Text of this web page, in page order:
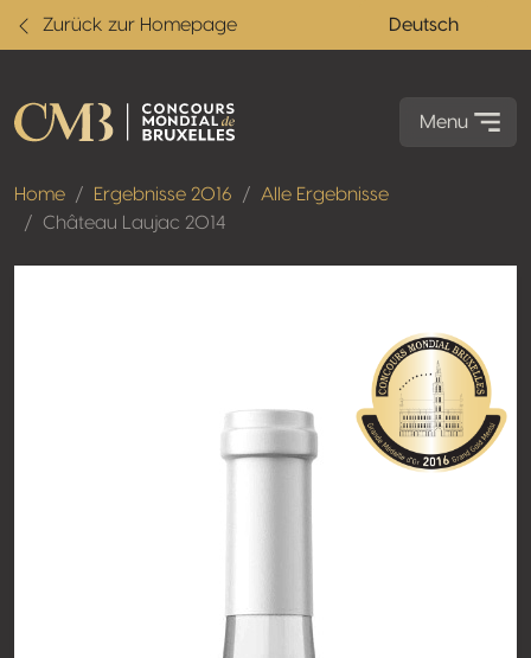
Zurück zur Homepage Deutsch
Menu
Home Ergebnisse 2016
Alle Ergebnisse
Château Laujac 2014